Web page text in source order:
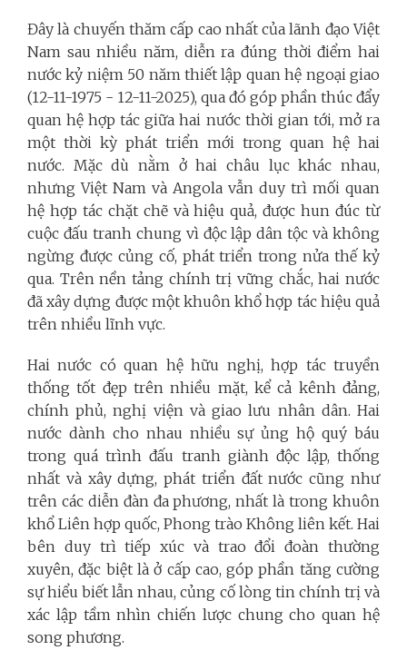
Đây là chuyến thăm cấp cao nhất của lãnh đạo Việt
Nam sau nhiều năm, diễn ra đúng thời điểm hai
nước kỷ niệm 50 năm thiết lập quan hệ ngoại giao
(12-11-1975 - 12-11-2025), qua đó góp phần thúc đẩy
quan hệ hợp tác giữa hai nước thời gian tới, mở ra
một thời kỳ phát triển mới trong quan hệ hai
nước. Mặc dù nằm ở hai châu lục khác nhau,
nhưng Việt Nam và Angola vẫn duy trì mối quan
hệ hợp tác chặt chẽ và hiệu quả, được hun đúc từ
cuộc đấu tranh chung vì độc lập dân tộc và không
ngừng được củng cố, phát triển trong nửa thế kỷ
qua. Trên nền tảng chính trị vững chắc, hai nước
đã xây dựng được một khuôn khổ hợp tác hiệu quả
trên nhiều lĩnh vực.
Hai nước có quan hệ hữu nghị, hợp tác truyền
thống tốt đẹp trên nhiều mặt, kể cả kênh đảng,
chính phủ, nghị viện và giao lưu nhân dân. Hai
nước dành cho nhau nhiều sự ủng hộ quý báu
trong quá trình đấu tranh giành độc lập, thống
nhất và xây dựng, phát triển đất nước cũng như
trên các diễn đàn đa phương, nhất là trong khuôn
khổ Liên hợp quốc, Phong trào Không liên kết. Hai
bên duy trì tiếp xúc và trao đổi đoàn thường
xuyên, đặc biệt là ở cấp cao, góp phần tăng cường
sự hiểu biết lẫn nhau, củng cố lòng tin chính trị và
xác lập tầm nhìn chiến lược chung cho quan hệ
song phương.